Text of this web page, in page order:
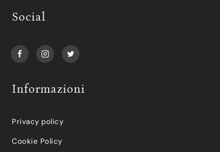
Social
Informazioni
Privacy policy
Cookie Policy